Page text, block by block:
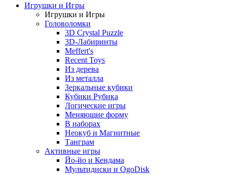
Игрушки и Игры
Игрушки и Игры
Головоломки
3D Crystal Puzzle
3D-Лабиринты
Meffert's
Recent Toys
Из дерева
Из металла
Зеркальные кубики
Кубики Рубика
Логические игры
Меняющие форму
В наборах
Неокуб и Магнитные
Танграм
Активные игры
Йо-йо и Кендама
Мультидиски и OgoDisk